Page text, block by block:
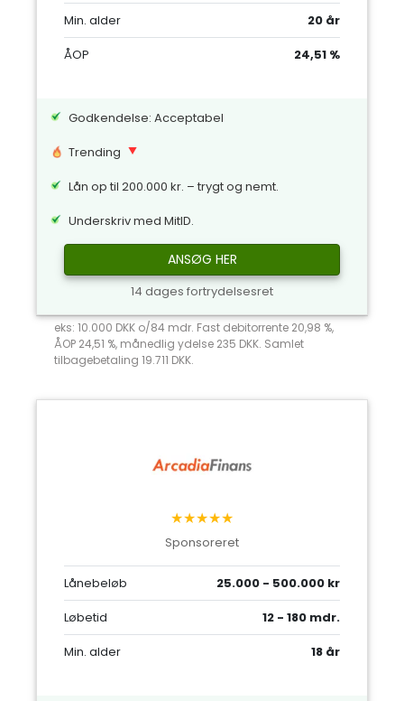
Min. alder
20 år
ÅOP
24,51 %
Godkendelse: Acceptabel
Trending
Lån op til 200.000 kr. – trygt og nemt.
Underskriv med MitID.
ANSØG HER
14 dages fortrydelsesret
eks: 10.000 DKK o/84 mdr. Fast debitorrente 20,98 %,
ÅOP 24,51 %, månedlig ydelse 235 DKK. Samlet
tilbagebetaling 19.711 DKK.
★★★★★
Sponsoreret
Lånebeløb
25.000 - 500.000 kr
Løbetid
12 - 180 mdr.
Min. alder
18 år